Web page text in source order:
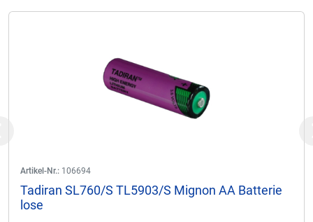
Artikel-Nr.: 106694
Tadiran SL760/S TL5903/S Mignon AA Batterie
lose